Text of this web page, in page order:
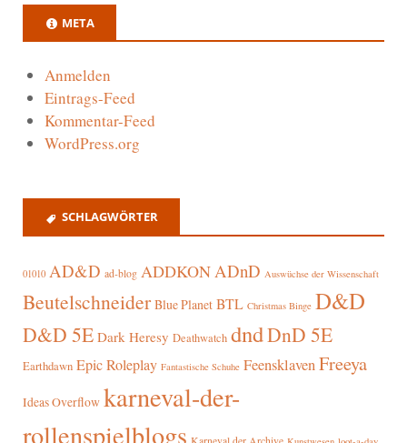
META
Anmelden
Eintrags-Feed
Kommentar-Feed
WordPress.org
SCHLAGWÖRTER
01010 AD&D ad-blog ADDKON ADnD Auswüchse der Wissenschaft
Beutelschneider Blue Planet BTL Christmas Binge D&D
D&D 5E Dark Heresy Deathwatch dndDnD 5E
Earthdawn Epic Roleplay Fantastische Schuhe FeensklavenFreeya
Ideas Overflow karneval-der-
rollenspielblogs Karneval der Archive